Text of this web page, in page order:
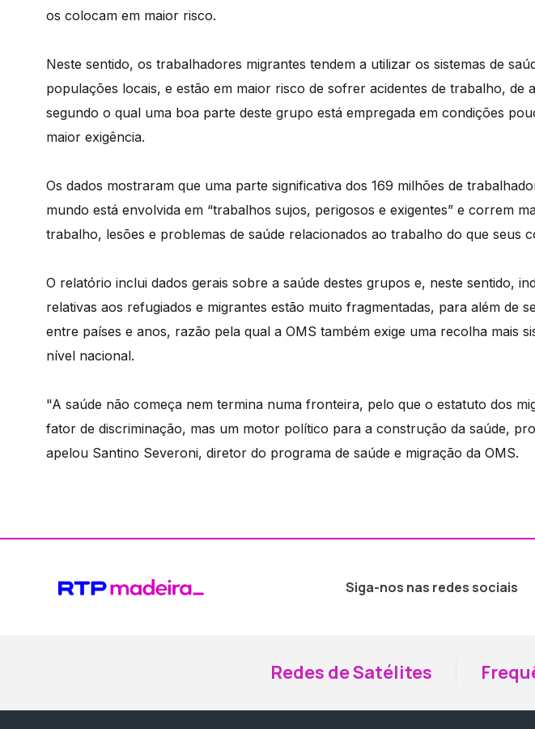
os colocam em maior risco.
Neste sentido, os trabalhadores migrantes tendem a utilizar os sistemas de
populações locais, e estão em maior risco de sofrer acidentes de trabalho, de
segundo o qual uma boa parte deste grupo está empregada em condições
maior exigência.
Os dados mostraram que uma parte significativa dos 169 milhões de
mundo está envolvida em “trabalhos sujos, perigosos e exigentes” e correm
trabalho, lesões e problemas de saúde relacionados ao trabalho do que seus
O relatório inclui dados gerais sobre a saúde destes grupos e, neste sentido,
relativas aos refugiados e migrantes estão muito fragmentadas, para além de
entre países e anos, razão pela qual a OMS também exige uma recolha mais
nível nacional.
"A saúde não começa nem termina numa fronteira, pelo que o estatuto dos
fator de discriminação, mas um motor político para a construção da saúde,
apelou Santino Severoni, diretor do programa de saúde e migração da OMS.
Siga-nos nas redes sociais
Redes de Satélites